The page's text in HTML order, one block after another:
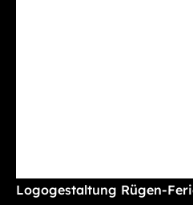
Logogestaltung Rügen-